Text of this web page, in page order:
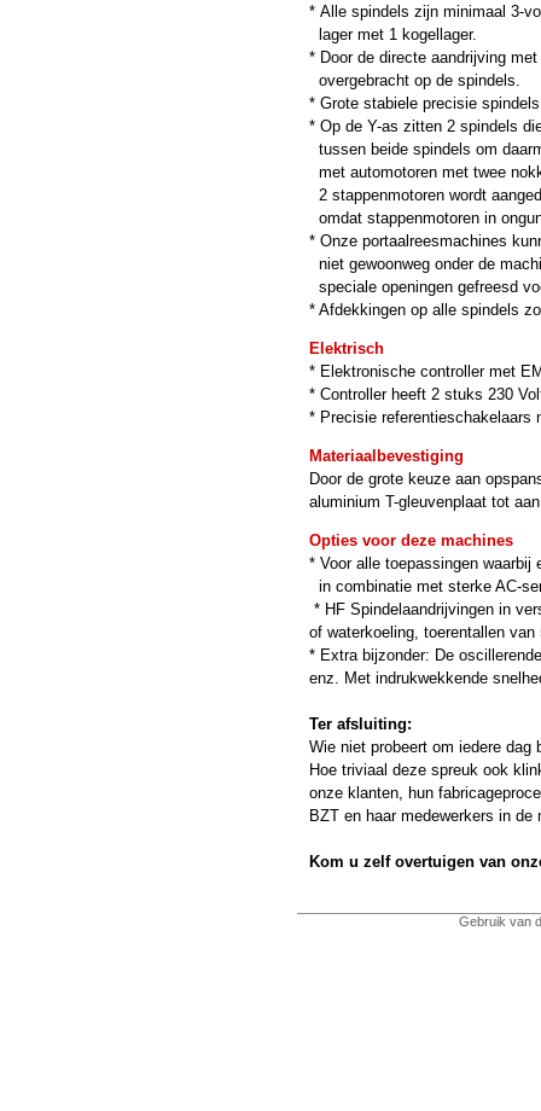
* Alle spindels zijn minimaal 3-
lager met 1 kogellager.
* Door de directe aandrijving
overgebracht op de spindels.
* Grote stabiele precisie
* Op de Y-as zitten 2 spindels
tussen beide spindels om
met automotoren met twee
2 stappenmotoren wordt
omdat stappenmotoren in
* Onze portaalreesmachines
niet gewoonweg onder de
speciale openingen gefreesd
* Afdekkingen op alle spindels
Elektrisch
* Elektronische controller met
* Controller heeft 2 stuks 230
* Precisie
Materiaalbevestiging
Door de grote keuze aan
aluminium T-gleuvenplaat tot
Opties voor deze machines
* Voor alle toepassingen waarbij
in combinatie met sterke AC-
* HF Spindelaandrijvingen in
of waterkoeling, toerentallen
* Extra bijzonder: De
enz. Met indrukwekkende
Ter afsluiting:
Wie niet probeert om iedere dag
Hoe triviaal deze spreuk ook
onze klanten, hun
BZT en haar medewerkers in
Kom u zelf overtuigen van
Gebruik van